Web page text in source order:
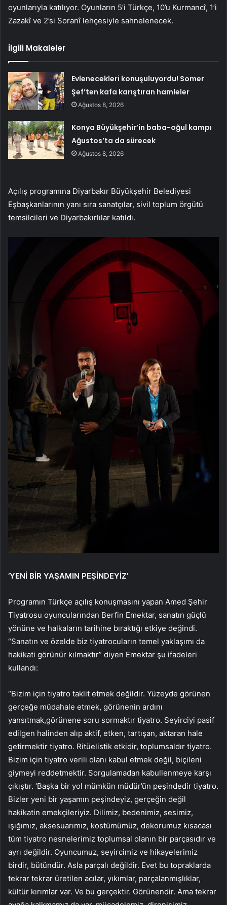
oyunlarıyla katılıyor. Oyunların 5’i Türkçe, 10’u Kurmancî, 1’i
Zazakî ve 2’si Soranî lehçesiyle sahnelenecek.
İlgili Makaleler
Evlenecekleri konuşuluyordu! Somer
Şef’ten kafa karıştıran hamleler
Ağustos 8, 2026
Konya Büyükşehir’in baba-oğul kampı
Ağustos’ta da sürecek
Ağustos 8, 2026
Açılış programına Diyarbakır Büyükşehir Belediyesi
Eşbaşkanlarının yanı sıra sanatçılar, sivil toplum örgütü
temsilcileri ve Diyarbakırlılar katıldı.
‘YENİ BİR YAŞAMIN PEŞİNDEYİZ’
Programın Türkçe açılış konuşmasını yapan Amed Şehir
Tiyatrosu oyuncularından Berfin Emektar, sanatın güçlü
yönüne ve halkaların tarihine bıraktığı etkiye değindi.
“Sanatın ve özelde biz tiyatrocuların temel yaklaşımı da
hakikati görünür kılmaktır” diyen Emektar şu ifadeleri
kullandı:
“Bizim için tiyatro taklit etmek değildir. Yüzeyde görünen
gerçeğe müdahale etmek, görünenin ardını
yansıtmak,görünene soru sormaktır tiyatro. Seyirciyi pasif
edilgen halinden alıp aktif, etken, tartışan, aktaran hale
getirmektir tiyatro. Ritüelistik etkidir, toplumsaldır tiyatro.
Bizim için tiyatro verili olanı kabul etmek değil, biçileni
giymeyi reddetmektir. Sorgulamadan kabullenmeye karşı
çıkıştır. ‘Başka bir yol mümkün müdür’ün peşindedir tiyatro.
Bizler yeni bir yaşamın peşindeyiz, gerçeğin değil
hakikatin emekçileriyiz. Dilimiz, bedenimiz, sesimiz,
ışığımız, aksesuarımız, kostümümüz, dekorumuz kısacası
tüm tiyatro nesnelerimiz toplumsal olanın bir parçasıdır ve
ayrı değildir. Oyuncumuz, seyircimiz ve hikayelerimiz
birdir, bütündür. Asla parçalı değildir. Evet bu topraklarda
tekrar tekrar üretilen acılar, yıkımlar, parçalanmışlıklar,
kültür kırımlar var. Ve bu gerçektir. Görünendir. Ama tekrar